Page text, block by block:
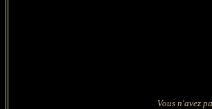
Vous n'avez